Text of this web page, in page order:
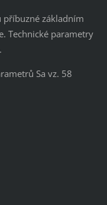
příbuzné základním
Technické parametry
Sa vz. 58